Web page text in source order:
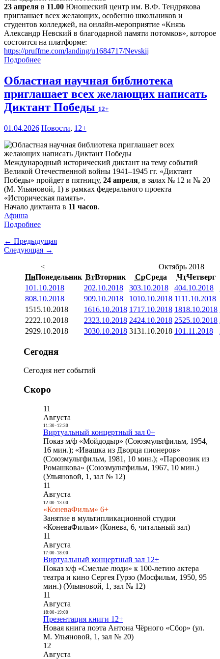
23 апреля в 11.00 Юношеский центр им. В.Ф. Тендрякова
приглашает всех желающих, особенно школьников и
студентов колледжей, на онлайн-мероприятие «Князь
Александр Невский в благодарной памяти потомков», которое
состоится на платформе:
https://pruffme.com/landing/u1684717/Nevskij
Подробнее
Областная научная библиотека
приглашает всех желающих написать
Диктант Победы 12+
01.04.2026 Новости, 12+
Международный исторический диктант на тему событий
Великой Отечественной войны 1941–1945 гг. «Диктант
Победы» пройдет в пятницу, 24 апреля, в залах № 12 и № 20
(М. Ульяновой, 1) в рамках федерального проекта
«Историческая память».
Начало диктанта в 11 часов.
Афиша
Подробнее
← Предыдущая
Следующая →
<
Октябрь 2018
ПнПонедельник ВтВторник СрСреда ЧтЧетверг
101.10.2018 202.10.2018 303.10.2018 404.10.2018
808.10.2018 909.10.2018 1010.10.2018 1111.10.2018
1515.10.2018 1616.10.2018 1717.10.2018 1818.10.2018
2222.10.2018 2323.10.2018 2424.10.2018 2525.10.2018
2929.10.2018 3030.10.2018 3131.10.2018 101.11.2018
Сегодня
Сегодня нет событий
Скоро
11
Августа
11:30- 12:30
Виртуальный концертный зал 0+
Показ м/ф «Мойдодыр» (Союзмультфильм, 1954,
16 мин.); «Ивашка из Дворца пионеров»
(Союзмультфильм, 1981, 10 мин.); «Паровозик из
Ромашкова» (Союзмультфильм, 1967, 10 мин.)
(Ульяновой, 1, зал № 12)
11
Августа
12:00- 13:00
«КоневаФильм» 6+
Занятие в мультипликационной студии
«КоневаФильм» (Конева, 6, читальный зал)
11
Августа
17:00- 18:00
Виртуальный концертный зал 12+
Показ х/ф «Смелые люди» к 100-летию актера
театра и кино Сергея Гурзо (Мосфильм, 1950, 95
мин.) (Ульяновой, 1, зал № 12)
11
Августа
18:00- 19:00
Презентация книги 12+
Новая книга поэта Антона Чёрного «Сбор» (ул.
М. Ульяновой, 1, зал № 20)
12
Августа